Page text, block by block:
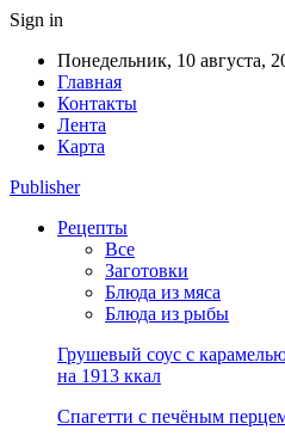
Sign in
Понедельник, 10 августа,
Главная
Контакты
Лента
Карта
Publisher
Рецепты
Все
Заготовки
Блюда из мяса
Блюда из рыбы
Грушевый соус с
на 1913 ккал
Спагетти с печёным